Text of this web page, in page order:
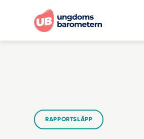
RAPPORTSLÄPP